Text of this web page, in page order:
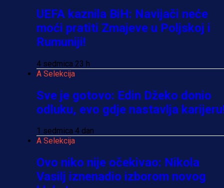
UEFA kaznila BiH: Navijači neće
moći pratiti Zmajeve u Poljskoj i
Rumuniji!
4 sedmica 23 h
A Selekcija
Sve je gotovo: Edin Džeko donio
odluku, evo gdje nastavlja
1 sedmica 4 dan
A Selekcija
Ovo niko nije očekivao: Nikola
Vasilj iznenadio izborom novog